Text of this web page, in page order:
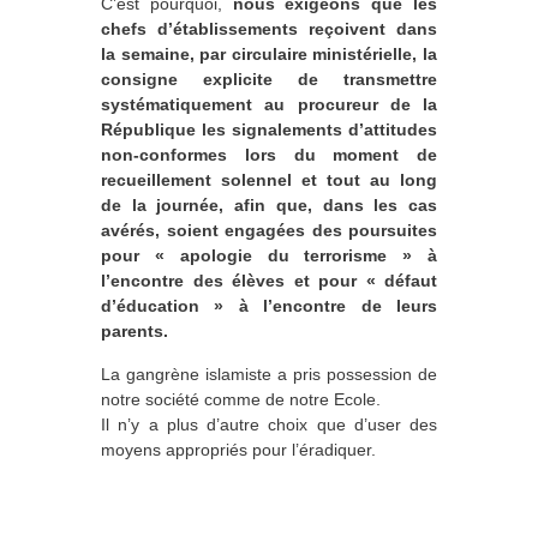
chefs d’établissements reçoivent dans
la semaine, par circulaire ministérielle, la
consigne explicite de transmettre
systématiquement au procureur de la
République les signalements d’attitudes
non-conformes lors du moment de
recueillement solennel et tout au long
de la journée, afin que, dans les cas
avérés, soient engagées des poursuites
pour « apologie du terrorisme » à
l’encontre des élèves et pour « défaut
d’éducation » à l’encontre de leurs
parents.
La gangrène islamiste a pris possession de
notre société comme de notre Ecole.
Il n’y a plus d’autre choix que d’user des
moyens appropriés pour l’éradiquer.